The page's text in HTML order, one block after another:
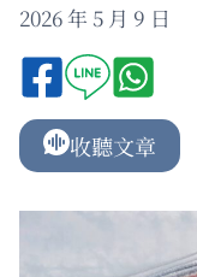
2026 年 5 月 9 日
收聽文章